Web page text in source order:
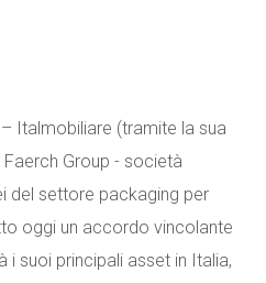
Italmobiliare (tramite la sua
Group - società
del settore packaging per
oggi un accordo vincolante
i suoi principali asset in Italia,